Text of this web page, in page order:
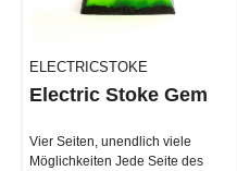
ELECTRICSTOKE
Electric Stoke Gem
Vier Seiten, unendlich viele
Möglichkeiten Jede Seite des